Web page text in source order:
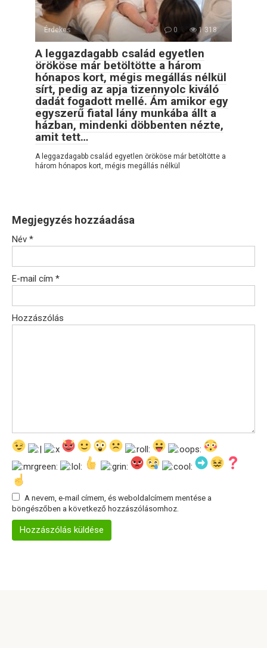
Érdekes 0 1 318
A leggazdagabb család egyetlen
örököse már betöltötte a három
hónapos kort, mégis megállás nélkül
sírt, pedig az apja tizennyolc kiváló
dadát fogadott mellé. Ám amikor egy
egyszerű fiatal lány munkába állt a
házban, mindenki döbbenten nézte,
amit tett…
A leggazdagabb család egyetlen örököse már betöltötte a
három hónapos kort, mégis megállás nélkül
Megjegyzés hozzáadása
Név *
E-mail cím *
Hozzászólás
A nevem, e-mail címem, és weboldalcímem mentése a
böngészőben a következő hozzászólásomhoz.